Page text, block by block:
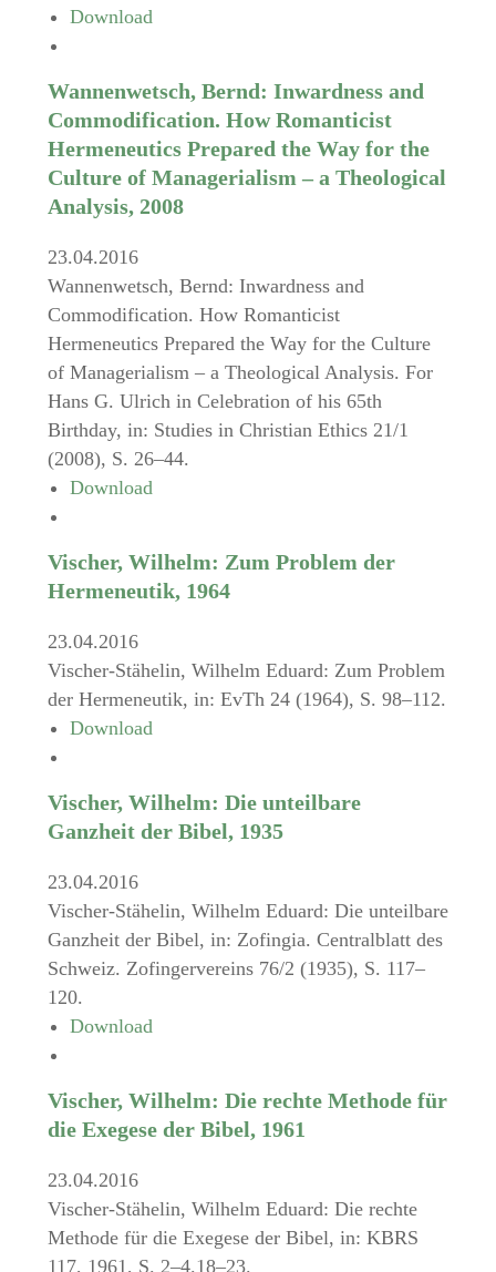
Download
Wannenwetsch, Bernd: Inwardness and
Commodification. How Romanticist
Hermeneutics Prepared the Way for the
Culture of Managerialism – a Theological
Analysis, 2008
23.04.2016
Wannenwetsch, Bernd: Inwardness and
Commodification. How Romanticist
Hermeneutics Prepared the Way for the Culture
of Managerialism – a Theological Analysis. For
Hans G. Ulrich in Celebration of his 65th
Birthday, in: Studies in Christian Ethics 21/1
(2008), S. 26–44.
Download
Vischer, Wilhelm: Zum Problem der
Hermeneutik, 1964
23.04.2016
Vischer-Stähelin, Wilhelm Eduard: Zum Problem
der Hermeneutik, in: EvTh 24 (1964), S. 98–112.
Download
Vischer, Wilhelm: Die unteilbare
Ganzheit der Bibel, 1935
23.04.2016
Vischer-Stähelin, Wilhelm Eduard: Die unteilbare
Ganzheit der Bibel, in: Zofingia. Centralblatt des
Schweiz. Zofingervereins 76/2 (1935), S. 117–
120.
Download
Vischer, Wilhelm: Die rechte Methode für
die Exegese der Bibel, 1961
23.04.2016
Vischer-Stähelin, Wilhelm Eduard: Die rechte
Methode für die Exegese der Bibel, in: KBRS
117, 1961, S. 2–4.18–23.